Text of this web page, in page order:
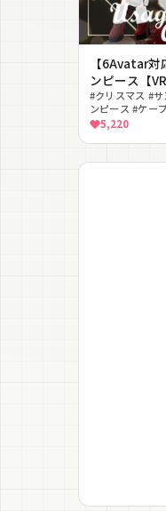
【6Avatar
ンピース【
#クリスマス #
ンピース #ケー
タキャップ
5,220